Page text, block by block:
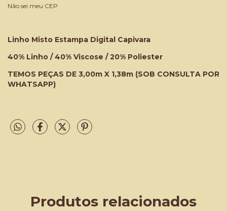
Não sei meu CEP
Linho Misto Estampa Digital Capivara
40% Linho / 40% Viscose / 20% Poliester
TEMOS PEÇAS DE 3,00m X 1,38m (SOB CONSULTA POR
WHATSAPP)
Produtos relacionados